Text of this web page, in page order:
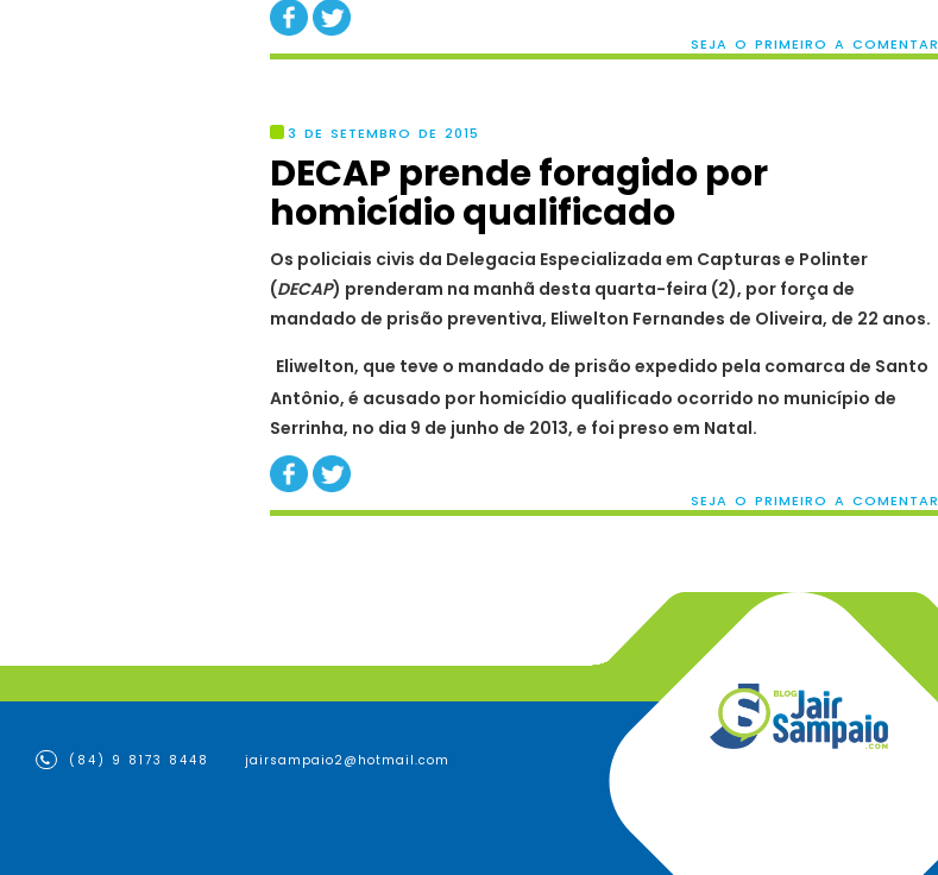
SEJA O PRIMEIRO A COMENTAR
3 DE SETEMBRO DE 2015
DECAP prende foragido por
Os policiais civis da Delegacia Especializada em Capturas e Polinter
(DECAP) prenderam na manhã desta quarta-feira (2), por força de
mandado de prisão preventiva, Eliwelton Fernandes de Oliveira, de 22 anos.
Eliwelton, que teve o mandado de prisão expedido pela comarca de Santo
Antônio, é acusado por homicídio qualificado ocorrido no município de
Serrinha, no dia 9 de junho de 2013, e foi preso em Natal.
SEJA O PRIMEIRO A COMENTAR
(84) 9 8173 8448 jairsampaio2@hotmail.com